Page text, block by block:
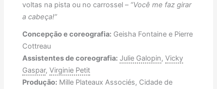
voltas na pista ou no carrossel – “Você me faz girar
a cabeça!”
Concepção e coreografia:Geisha Fontaine e Pierre
Cottreau
Assistentes de coreografia: Julie Galopin, Vicky
Gaspar, Virginie Petit
Produção:Mille Plateaux Associés, Cidade de